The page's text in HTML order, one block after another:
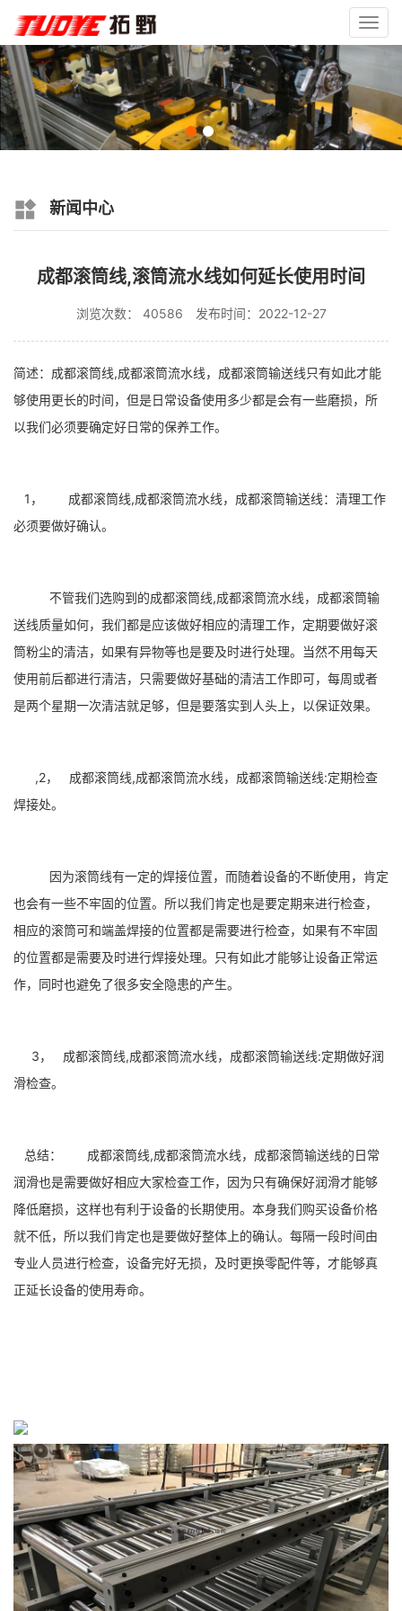
新闻中心
成都滚筒线,滚筒流水线如何延长使用时间
浏览次数： 40586 发布时间：2022-12-27
简述：成都滚筒线,成都滚筒流水线，成都滚筒输送线只有如此才能
够使用更长的时间，但是日常设备使用多少都是会有一些磨损，所
以我们必须要确定好日常的保养工作。
1， 成都滚筒线,成都滚筒流水线，成都滚筒输送线：清理工作
必须要做好确认。
不管我们选购到的成都滚筒线,成都滚筒流水线，成都滚筒输
送线质量如何，我们都是应该做好相应的清理工作，定期要做好滚
筒粉尘的清洁，如果有异物等也是要及时进行处理。当然不用每天
使用前后都进行清洁，只需要做好基础的清洁工作即可，每周或者
是两个星期一次清洁就足够，但是要落实到人头上，以保证效果。
,2， 成都滚筒线,成都滚筒流水线，成都滚筒输送线:定期检查
焊接处。
因为滚筒线有一定的焊接位置，而随着设备的不断使用，肯定
也会有一些不牢固的位置。所以我们肯定也是要定期来进行检查，
相应的滚筒可和端盖焊接的位置都是需要进行检查，如果有不牢固
的位置都是需要及时进行焊接处理。只有如此才能够让设备正常运
作，同时也避免了很多安全隐患的产生。
3， 成都滚筒线,成都滚筒流水线，成都滚筒输送线:定期做好润
滑检查。
总结： 成都滚筒线,成都滚筒流水线，成都滚筒输送线的日常
润滑也是需要做好相应大家检查工作，因为只有确保好润滑才能够
降低磨损，这样也有利于设备的长期使用。本身我们购买设备价格
就不低，所以我们肯定也是要做好整体上的确认。每隔一段时间由
专业人员进行检查，设备完好无损，及时更换零配件等，才能够真
正延长设备的使用寿命。